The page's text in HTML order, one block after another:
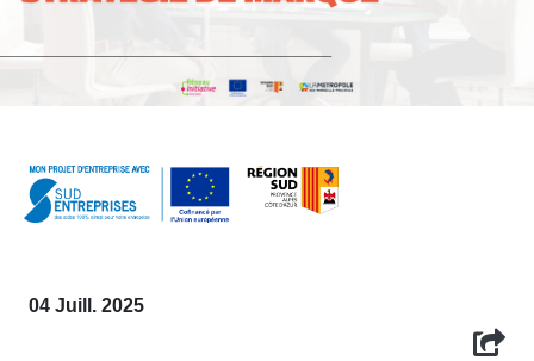
04 Juill. 2025